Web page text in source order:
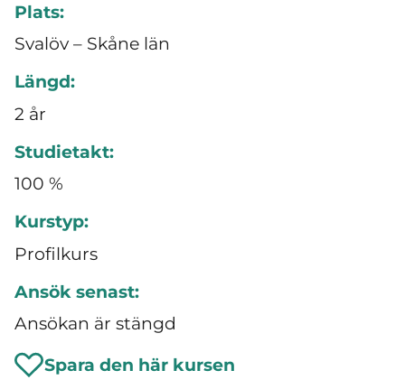
Plats:
Svalöv – Skåne län
Längd:
2 år
Studietakt:
100 %
Kurstyp:
Profilkurs
Ansök senast:
Ansökan är stängd
Spara den här kursen